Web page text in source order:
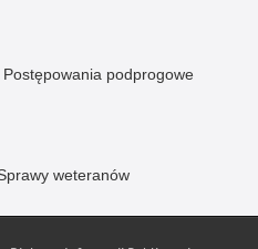
Postępowania podprogowe
weteranów